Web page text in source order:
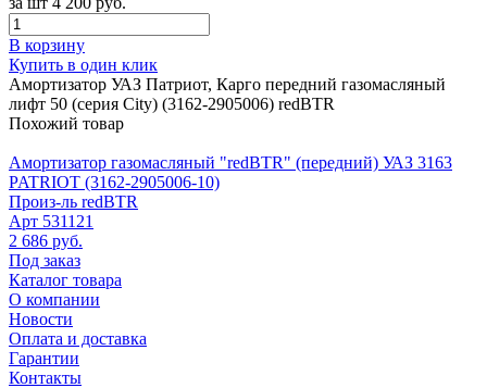
В корзину
Купить в один клик
Амортизатор УАЗ Патриот, Карго передний газомасляный
лифт 50 (серия City) (3162-2905006) redBTR
Похожий товар
Амортизатор газомасляный "redBTR" (передний) УАЗ 3163
PATRIOT (3162-2905006-10)
Произ-ль redBTR
Арт 531121
2 686 руб.
Под заказ
Каталог товара
О компании
Новости
Оплата и доставка
Гарантии
Контакты